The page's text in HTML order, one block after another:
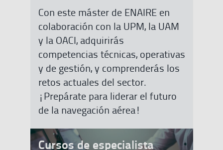
Con este máster de ENAIRE en
colaboración con la UPM, la UAM
y la OACI, adquirirás
competencias técnicas, operativas
y de gestión, y comprenderás los
retos actuales del sector.
¡Prepárate para liderar el futuro
de la navegación aérea!
Cursos de especialista